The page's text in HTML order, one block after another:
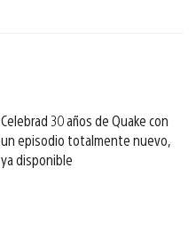
Celebrad 30 años de Quake con
un episodio totalmente nuevo,
ya disponible